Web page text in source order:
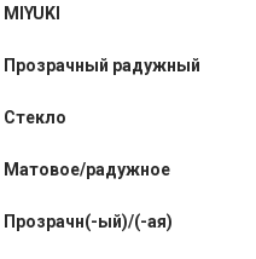
MIYUKI
Прозрачный радужный
Стекло
Матовое/радужное
Прозрачн(-ый)/(-ая)